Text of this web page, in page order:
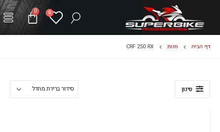
0
0
דף הבית חנות CRF 250 RX
סינון